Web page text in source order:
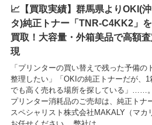
📈【買取実績】群馬県よりOKI(
タ)純正トナー「TNR-C4KK2」
買取！大容量・外箱美品で高額
現
「プリンターの買い替えで残った予備の
整理したい」「OKIの純正トナーだが、1
でも高く売れる場所を探している」……
プリンター消耗品のご売却は、純正トナ
スペシャリスト株式会社MAKALY（マカ